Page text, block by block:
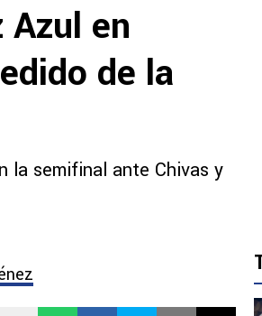
en
de la
la semifinal ante Chivas y